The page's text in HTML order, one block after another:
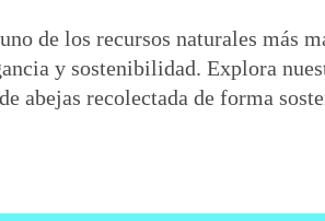
de los recursos naturales más
y sostenibilidad. Explora
abejas recolectada de forma